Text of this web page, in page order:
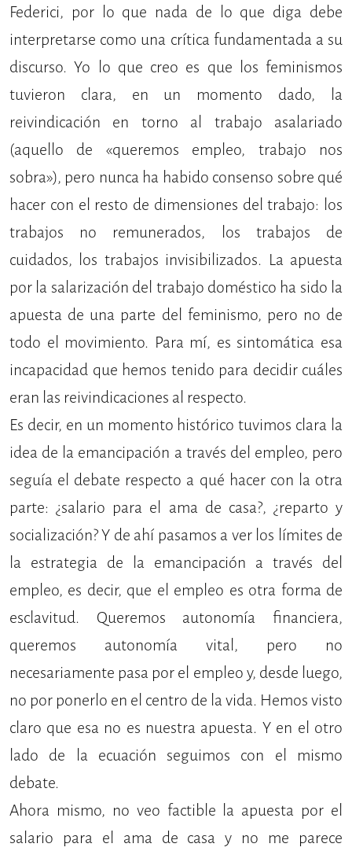
Federici, por lo que nada de lo que diga debe
interpretarse como una crítica fundamentada a su
discurso. Yo lo que creo es que los feminismos
tuvieron clara, en un momento dado, la
reivindicación en torno al trabajo asalariado
(aquello de «queremos empleo, trabajo nos
sobra»), pero nunca ha habido consenso sobre qué
hacer con el resto de dimensiones del trabajo: los
trabajos no remunerados, los trabajos de
cuidados, los trabajos invisibilizados. La apuesta
por la salarización del trabajo doméstico ha sido la
apuesta de una parte del feminismo, pero no de
todo el movimiento. Para mí, es sintomática esa
incapacidad que hemos tenido para decidir cuáles
eran las reivindicaciones al respecto.
Es decir, en un momento histórico tuvimos clara la
idea de la emancipación a través del empleo, pero
seguía el debate respecto a qué hacer con la otra
parte: ¿salario para el ama de casa?, ¿reparto y
socialización? Y de ahí pasamos a ver los límites de
la estrategia de la emancipación a través del
empleo, es decir, que el empleo es otra forma de
esclavitud. Queremos autonomía financiera,
queremos autonomía vital, pero no
necesariamente pasa por el empleo y, desde luego,
no por ponerlo en el centro de la vida. Hemos visto
claro que esa no es nuestra apuesta. Y en el otro
lado de la ecuación seguimos con el mismo
debate.
Ahora mismo, no veo factible la apuesta por el
salario para el ama de casa y no me parece